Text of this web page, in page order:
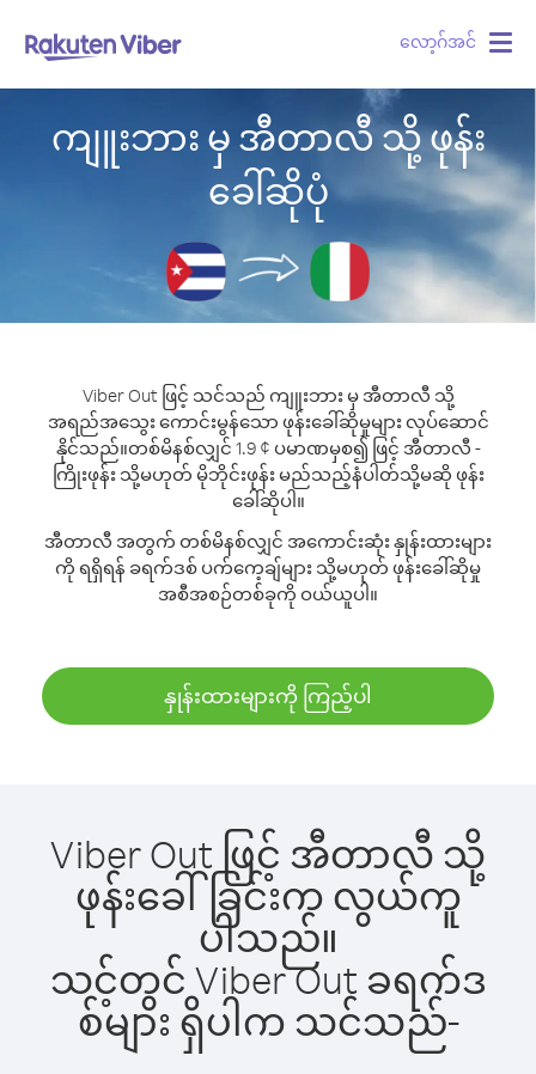
လော့ဂ်အင်
ကျူးဘား မှ အီတာလီ သို့ ဖုန်း
ခေါ်ဆိုပုံ
Viber Out ဖြင့် သင်သည် ကျူးဘား မှ အီတာလီ သို့
အရည်အသွေး ကောင်းမွန်သော ဖုန်းခေါ်ဆိုမှုများ လုပ်ဆောင်
နိုင်သည်။တစ်မိနစ်လျှင် 1.9 ¢ ပမာဏမှစ၍ ဖြင့် အီတာလီ -
ကြိုးဖုန်း သို့မဟုတ် မိုဘိုင်းဖုန်း မည်သည့်နံပါတ်သို့မဆို ဖုန်း
ခေါ်ဆိုပါ။
အီတာလီ အတွက် တစ်မိနစ်လျှင် အကောင်းဆုံး နှုန်းထားများ
ကို ရရှိရန် ခရက်ဒစ် ပက်ကေ့ချ်များ သို့မဟုတ် ဖုန်းခေါ်ဆိုမှု
အစီအစဉ်တစ်ခုကို ဝယ်ယူပါ။
နှုန်းထားများကို ကြည့်ပါ
Viber Out ဖြင့် အီတာလီ သို့
ဖုန်းခေါ်ခြင်းက လွယ်ကူ
ပါသည်။
သင့်တွင် Viber Out ခရက်ဒ
စ်များ ရှိပါက သင်သည်-